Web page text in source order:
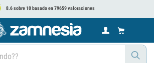
8.6 sobre 10 basado en 79659 valoraciones